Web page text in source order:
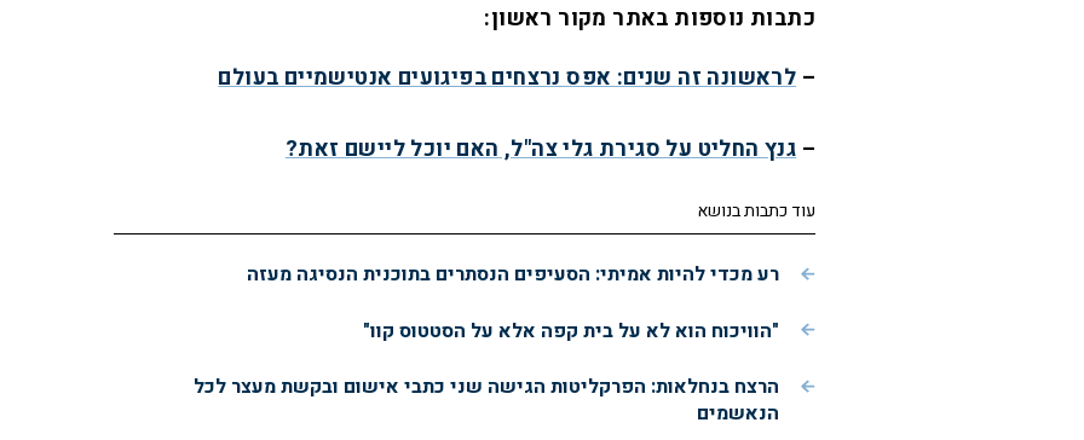
כתבות נוספות באתר מקור ראשון:
– לראשונה זה שנים: אפס נרצחים בפיגועים אנטישמיים בעולם
– גנץ החליט על סגירת גלי צה"ל, האם יוכל ליישם זאת?
עוד כתבות בנושא
רע מכדי להיות אמיתי: הסעיפים הנסתרים בתוכנית הנסיגה מעזה
"הוויכוח הוא לא על בית קפה אלא על הסטטוס קוו"
הרצח בנחלאות: הפרקליטות הגישה שני כתבי אישום ובקשת מעצר לכל
הנאשמים